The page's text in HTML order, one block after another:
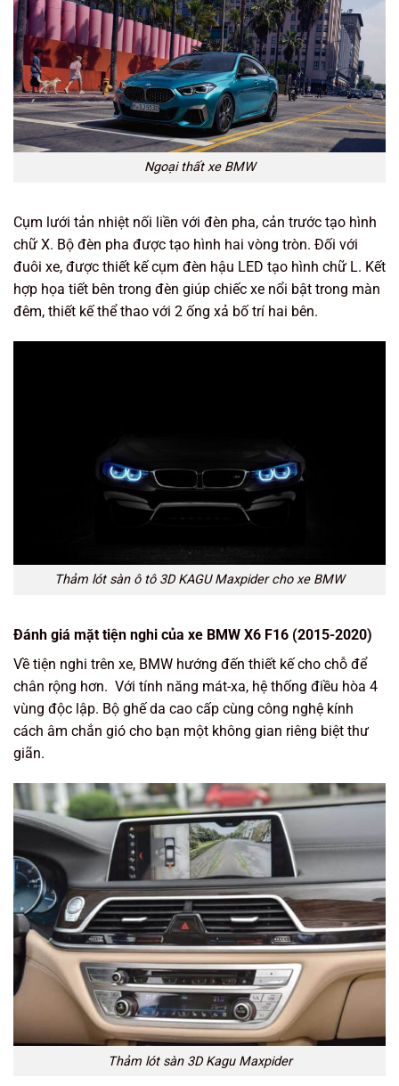
Ngoại thất xe BMW
Cụm lưới tản nhiệt nối liền với đèn pha, cản trước tạo hình
chữ X. Bộ đèn pha được tạo hình hai vòng tròn. Đối với
đuôi xe, được thiết kế cụm đèn hậu LED tạo hình chữ L. Kết
hợp họa tiết bên trong đèn giúp chiếc xe nổi bật trong màn
đêm, thiết kế thể thao với 2 ống xả bố trí hai bên.
Thảm lót sàn ô tô 3D KAGU Maxpider cho xe BMW
Đánh giá mặt tiện nghi của xe BMW X6 F16 (2015-2020)
Về tiện nghi trên xe, BMW hướng đến thiết kế cho chỗ để
chân rộng hơn. Với tính năng mát-xa, hệ thống điều hòa 4
vùng độc lập. Bộ ghế da cao cấp cùng công nghệ kính
cách âm chắn gió cho bạn một không gian riêng biệt thư
giãn.
Thảm lót sàn 3D Kagu Maxpider